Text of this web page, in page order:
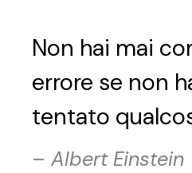
Non hai mai
errore se non
tentato
– Albert Einstein